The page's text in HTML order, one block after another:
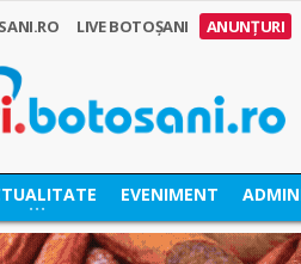
LIVE BOTOȘANI ANUNȚURI
EVENIMENT